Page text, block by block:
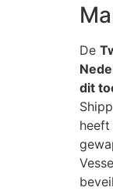
De
dit